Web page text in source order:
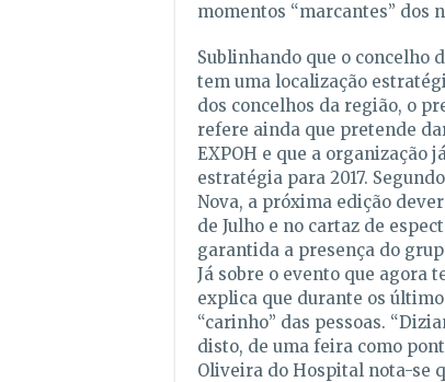
momentos “marcantes” dos
Sublinhando que o concelho
tem uma localização
dos concelhos da região, o
refere ainda que pretende
EXPOH e que a organização
estratégia para 2017.
Nova, a próxima edição
de Julho e no cartaz de
garantida a presença do
Já sobre o evento que agora
explica que durante os
“carinho” das pessoas.
disto, de uma feira como
Oliveira do Hospital nota-se